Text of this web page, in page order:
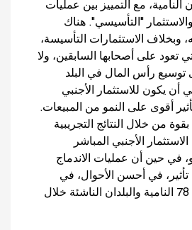
النامية، مع التمييز بين عمليات
والاستثمار "التأسيسي". هناك
وبخلاف الاستثمارات التأسيسة،
تعود على أصحابها السابقين، ولا
رأس المال في البلد
أن يكون للاستثمار الأجنبي
أقوى على النمو من المبيعات.
من خلال النتائج التجريبية
الأجنبي المباشر
في حين أن عمليات الاندماج
في أحسن الأحوال، في
مسح لمدة تصل إلى 78 النامية والبلدان الناشئة خلال